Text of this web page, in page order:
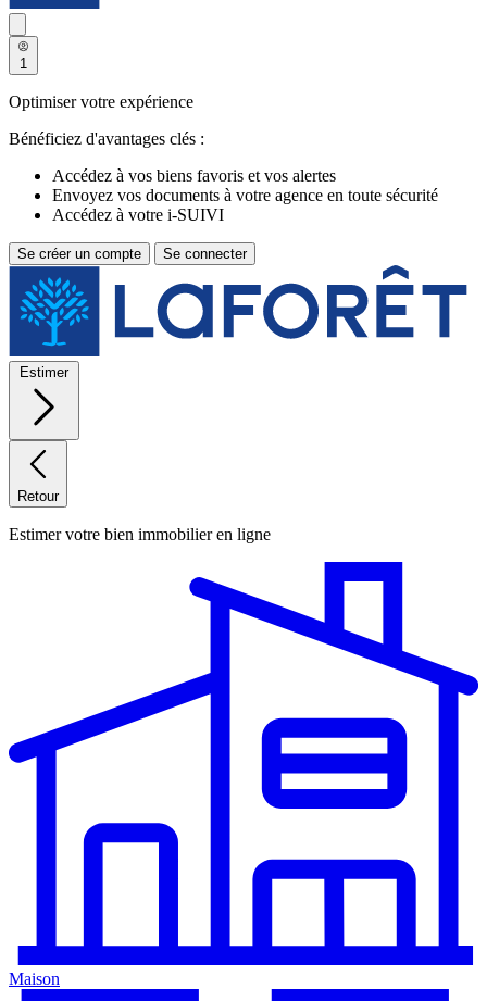
1
Optimiser votre expérience
Bénéficiez d'avantages clés :
Accédez à vos biens favoris et vos alertes
Envoyez vos documents à votre agence en toute sécurité
Accédez à votre i-SUIVI
Se créer un compte Se connecter
Estimer
Retour
Estimer votre bien immobilier en ligne
Maison